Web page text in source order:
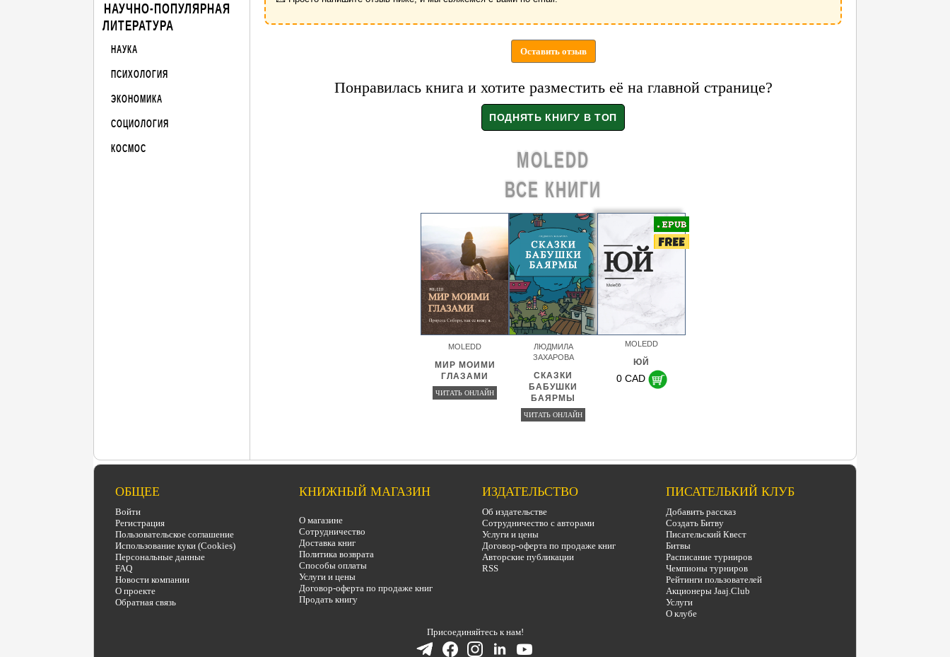
НАУЧНО-ПОПУЛЯРНАЯ
ЛИТЕРАТУРА
НАУКА
ПСИХОЛОГИЯ
ЭКОНОМИКА
СОЦИОЛОГИЯ
КОСМОС
Оставить отзыв
Понравилась книга и хотите разместить её на главной странице?
MOLEDD
ВСЕ КНИГИ
MOLEDD
МИР МОИМИ
ГЛАЗАМИ
ЧИТАТЬ ОНЛАЙН
ЛЮДМИЛА
ЗАХАРОВА
СКАЗКИ
БАБУШКИ
БАЯРМЫ
ЧИТАТЬ ОНЛАЙН
MOLEDD
ЮЙ
0 CAD
ОБЩЕЕ
Войти
Регистрация
Пользовательское соглашение
Использование куки (Cookies)
Персональные данные
FAQ
Новости компании
О проекте
Обратная связь
КНИЖНЫЙ МАГАЗИН
О магазине
Сотрудничество
Доставка книг
Политика возврата
Способы оплаты
Услуги и цены
Договор-оферта по продаже книг
Продать книгу
ИЗДАТЕЛЬСТВО
Об издательстве
Сотрудничество с авторами
Услуги и цены
Договор-оферта по продаже книг
Авторские публикации
RSS
ПИСАТЕЛЬКИЙ КЛУБ
Добавить рассказ
Создать Битву
Писательский Квест
Битвы
Расписание турниров
Чемпионы турниров
Рейтинги пользователей
Акционеры Jaaj.Club
Услуги
О клубе
Присоединяйтесь к нам!